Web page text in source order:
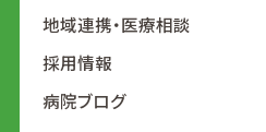
地域連携・医療相談
採用情報
病院ブログ